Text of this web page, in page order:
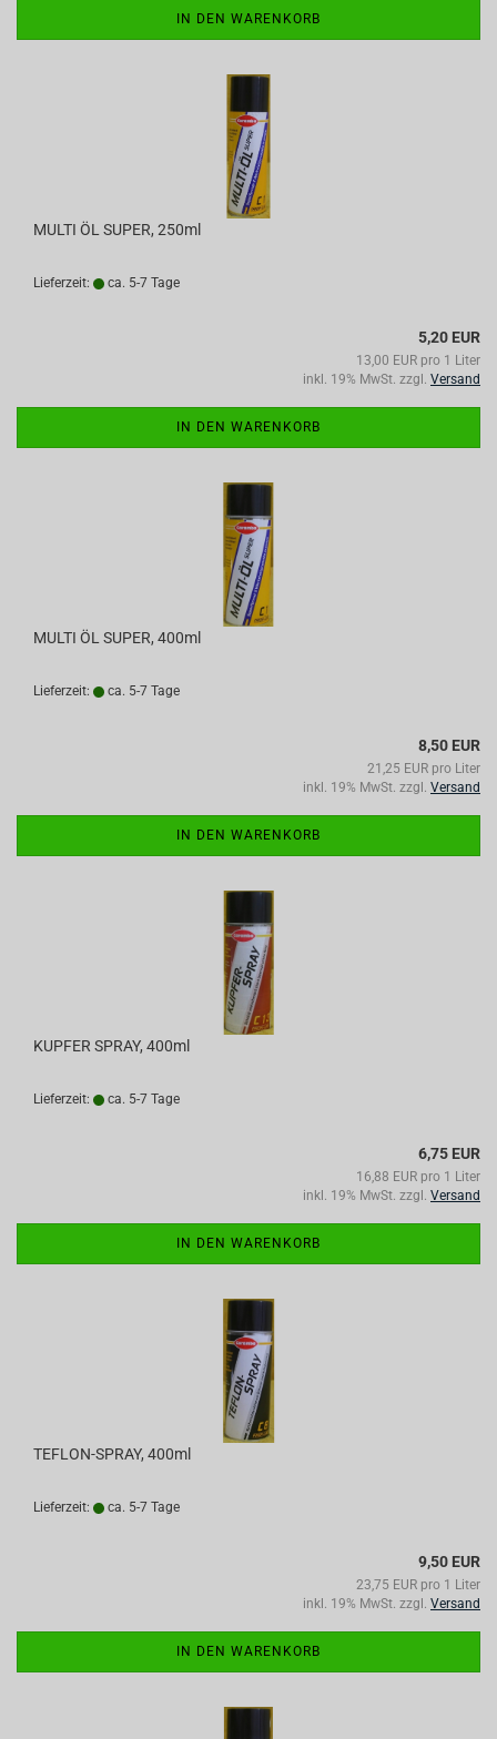
IN DEN WARENKORB
MULTI ÖL SUPER, 250ml
Lieferzeit: ca. 5-7 Tage
5,20 EUR
13,00 EUR pro 1 Liter
inkl. 19% MwSt. zzgl. Versand
IN DEN WARENKORB
MULTI ÖL SUPER, 400ml
Lieferzeit: ca. 5-7 Tage
8,50 EUR
21,25 EUR pro Liter
inkl. 19% MwSt. zzgl. Versand
IN DEN WARENKORB
KUPFER SPRAY, 400ml
Lieferzeit: ca. 5-7 Tage
6,75 EUR
16,88 EUR pro 1 Liter
inkl. 19% MwSt. zzgl. Versand
IN DEN WARENKORB
TEFLON-SPRAY, 400ml
Lieferzeit: ca. 5-7 Tage
9,50 EUR
23,75 EUR pro 1 Liter
inkl. 19% MwSt. zzgl. Versand
IN DEN WARENKORB